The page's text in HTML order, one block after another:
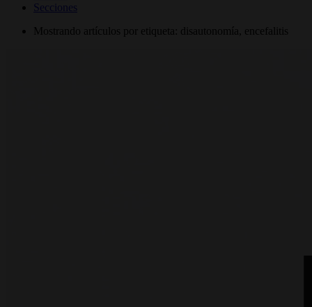
Secciones
Mostrando artículos por etiqueta: disautonomía, encefalitis